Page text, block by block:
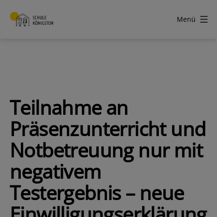
Inhalt
Menü
Teilnahme an
Präsenzunterricht und
Notbetreuung nur mit
negativem
Testergebnis – neue